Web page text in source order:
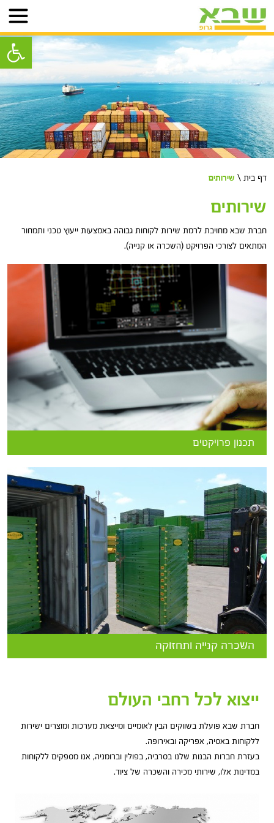
פתח
דף בית \ שירותים
שירותים
חברת שבא מחויבת לרמת שירות לקוחות גבוהה באמצעות ייעוץ טכני ותמחור
המתאים לצורכי הפרויקט (השכרה או קנייה).
תכנון פרויקטים
תכנון פרויקטים
בשבא מעל ל- 30 מהנדסים מוסמכים המספקים שירותי תכנון
והכנה לייצור בהתאם לתוכניות האדריכליות וצרכי הפרויקט, תוך
התחשבות במסגרת התקציב ולוחות הזמנים. כמו כן, ניתנים שירותי
ייעוץ באתר במידת הצורך.
השכרה קנייה ותחזוקה
השכרה קנייה ותחזוקה
אנו מציעים ללקוחותינו שירותי השכרה וקנייה של מערכות תבניות
ואביזרים (מערכות תבניות ליציקת קיר, מערכות תבניות ליציקת
תקרות בטון ופיגומים). באמצעות מערך התחזוקה במפעל, אנו
מבטיחים את תקינותו ואיכותו של הציוד המושכר.
ייצוא לכל רחבי העולם
חברת שבא פועלת בשווקים הבין לאומיים ומייצאת מערכות ומוצרים ישירות
ללקוחות באסיה, אפריקה ובאירופה.
בעזרת חברות הבנות שלנו בסרביה, בפולין וברומניה, אנו מספקים ללקוחות
במדינות אלו, שירותי מכירה והשכרה של ציוד.